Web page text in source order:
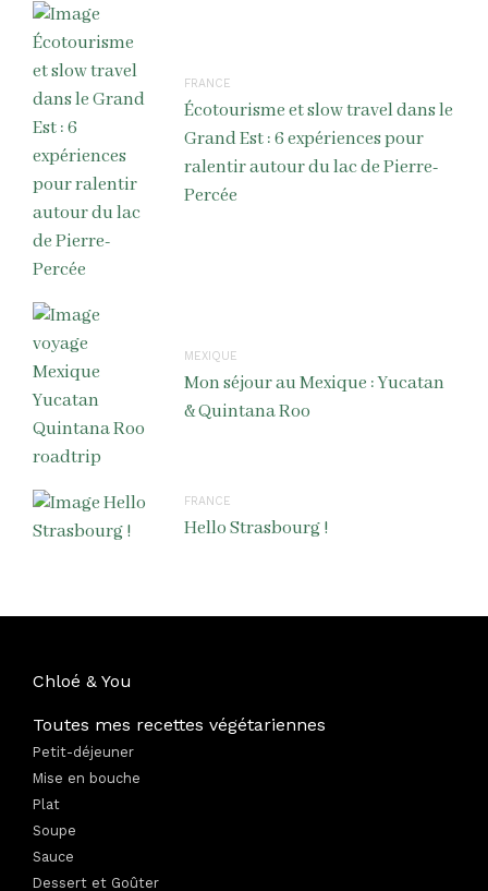
FRANCE
Écotourisme et slow travel dans le
Grand Est : 6 expériences pour
ralentir autour du lac de Pierre-
Percée
MEXIQUE
Mon séjour au Mexique : Yucatan
& Quintana Roo
FRANCE
Hello Strasbourg !
Chloé & You
Toutes mes recettes végétariennes
Petit-déjeuner
Mise en bouche
Plat
Soupe
Sauce
Dessert et Goûter